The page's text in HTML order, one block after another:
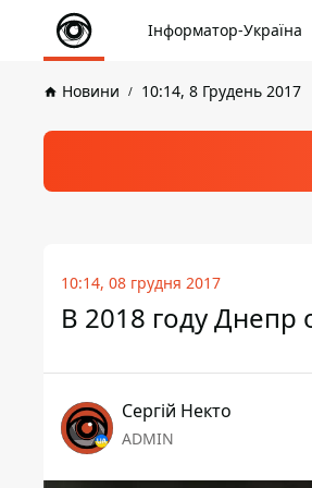
Інформатор-Україна
Новини 10:14, 8 Грудень 2017
10:14, 08 грудня 2017
В 2018 году Днепр
Сергій Некто
ADMIN